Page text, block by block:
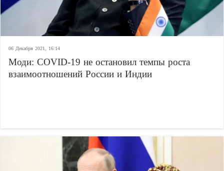
06 Декабря 2021, 16:14
Моди: COVID-19 не остановил темпы роста
взаимоотношений России и Индии